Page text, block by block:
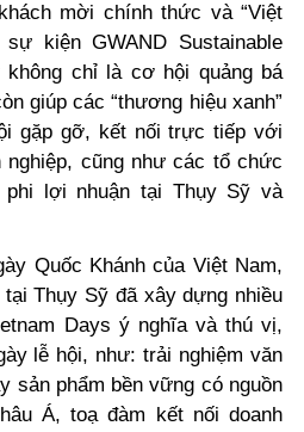
mời chính thức và “Việt
kiện GWAND Sustainable
không chỉ là cơ hội quảng bá
giúp các “thương hiệu xanh”
gặp gỡ, kết nối trực tiếp với
nghiệp, cũng như các tổ chức
lợi nhuận tại Thụy Sỹ và
Quốc Khánh của Việt Nam,
Thụy Sỹ đã xây dựng nhiều
Days ý nghĩa và thú vị,
lễ hội, như: trải nghiệm văn
sản phẩm bền vững có nguồn
Á, toạ đàm kết nối doanh